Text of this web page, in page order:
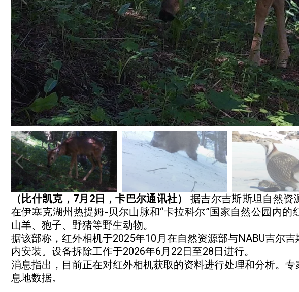
（比什凯克，7月2日，卡巴尔通讯社）
据吉尔吉斯斯坦自然资
在伊塞克湖州热提姆-贝尔山脉和“卡拉科尔”国家自然公园内
山羊、狍子、野猪等野生动物。
据该部称，红外相机于2025年10月在自然资源部与NABU吉尔
内安装。设备拆除工作于2026年6月22日至28日进行。
消息指出，目前正在对红外相机获取的资料进行处理和分析。
息地数据。